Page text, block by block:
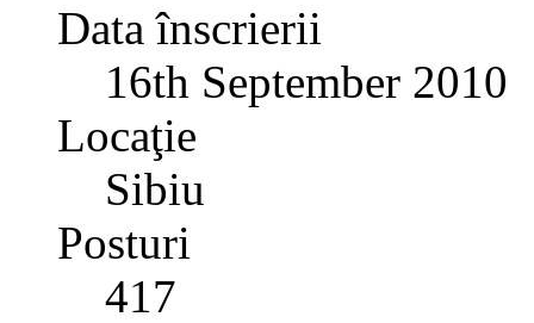
Data înscrierii
16th September 2010
Locaţie
Sibiu
Posturi
417